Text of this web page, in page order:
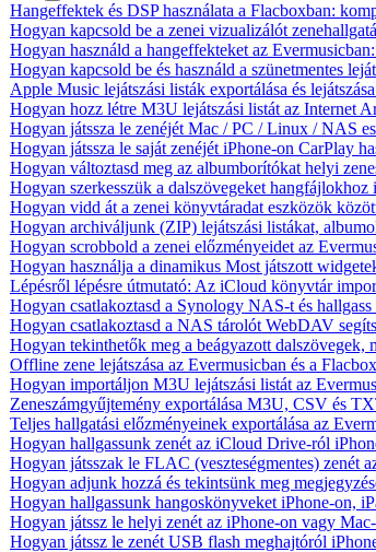
Hangeffektek és DSP használata a Flacboxban:
Hogyan kapcsold be a zenei vizualizálót
Hogyan használd a hangeffekteket az
Hogyan kapcsold be és használd a szünetmentes
Apple Music lejátszási listák exportálása és
Hogyan hozz létre M3U lejátszási listát az Internet
Hogyan játssza le zenéjét Mac / PC / Linux / NAS
Hogyan játssza le saját zenéjét iPhone-on CarPlay
Hogyan változtasd meg az albumborítókat helyi
Hogyan szerkesszük a dalszövegeket
Hogyan vidd át a zenei könyvtáradat eszközök
Hogyan archiváljunk (ZIP) lejátszási listákat,
Hogyan scrobbold a zenei előzményeidet az
Hogyan használja a dinamikus Most játszott
Lépésről lépésre útmutató: Az iCloud könyvtár
Hogyan csatlakoztasd a Synology NAS-t és
Hogyan csatlakoztasd a NAS tárolót WebDAV
Hogyan tekinthetők meg a beágyazott
Offline zene lejátszása az Evermusicban és a
Hogyan importáljon M3U lejátszási listát az
Zeneszámgyűjtemény exportálása M3U, CSV és
Teljes hallgatási előzményeinek exportálása az
Hogyan hallgassunk zenét az iCloud Drive-ról
Hogyan játsszak le FLAC (veszteségmentes) zenét
Hogyan adjunk hozzá és tekintsünk meg
Hogyan hallgassunk hangoskönyveket iPhone-on,
Hogyan játssz le helyi zenét az iPhone-on vagy
Hogyan játssz le zenét USB flash meghajtóról